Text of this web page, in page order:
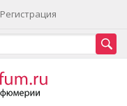
Регистрация